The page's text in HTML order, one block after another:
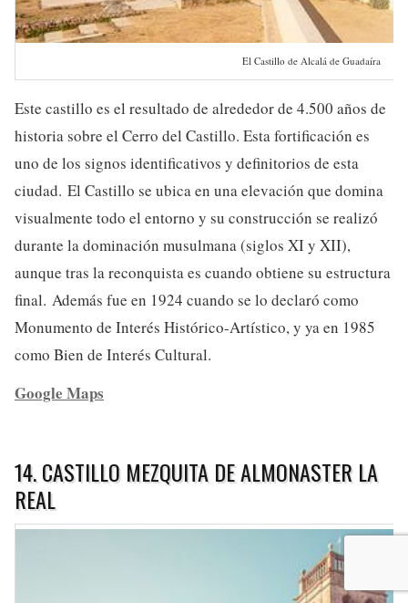
El Castillo de Alcalá de Guadaíra
Este castillo es el resultado de alrededor de 4.500 años de
historia sobre el Cerro del Castillo. Esta fortificación es
uno de los signos identificativos y definitorios de esta
ciudad. El Castillo se ubica en una elevación que domina
visualmente todo el entorno y su construcción se realizó
durante la dominación musulmana (siglos XI y XII),
aunque tras la reconquista es cuando obtiene su estructura
final. Además fue en 1924 cuando se lo declaró como
Monumento de Interés Histórico-Artístico, y ya en 1985
como Bien de Interés Cultural.
Google Maps
14. CASTILLO MEZQUITA DE ALMONASTER LA
REAL